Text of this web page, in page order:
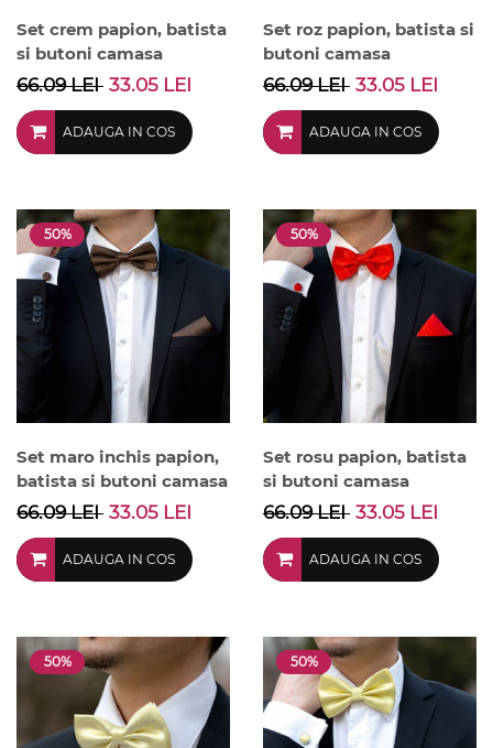
Set crem papion, batista
si butoni camasa
66.09 LEI 33.05 LEI
ADAUGA IN COS
Set roz papion, batista si
butoni camasa
66.09 LEI 33.05 LEI
ADAUGA IN COS
50%
Set maro inchis papion,
batista si butoni camasa
66.09 LEI 33.05 LEI
ADAUGA IN COS
50%
Set rosu papion, batista
si butoni camasa
66.09 LEI 33.05 LEI
ADAUGA IN COS
50% 50%